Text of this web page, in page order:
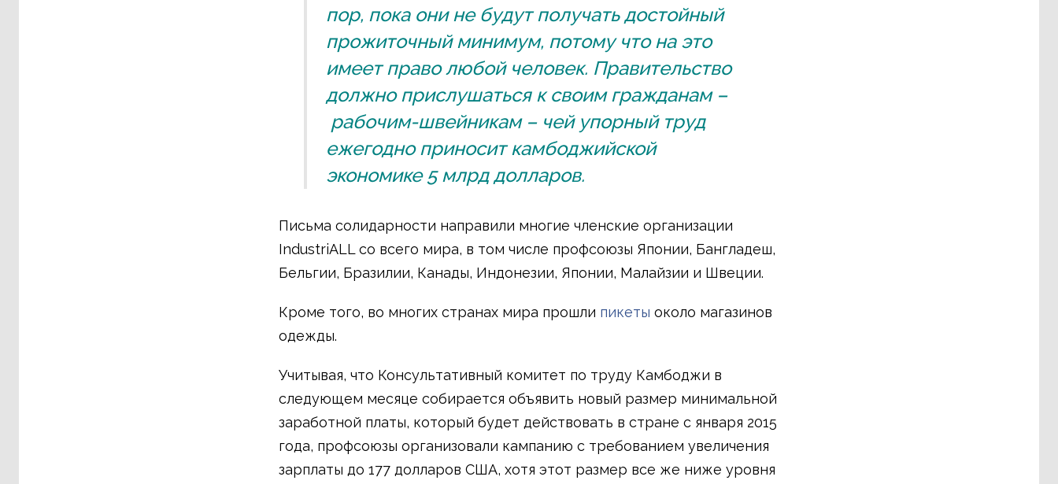
пор, пока они не будут получать достойный
прожиточный минимум, потому что на это
имеет право любой человек. Правительство
должно прислушаться к своим гражданам –
рабочим-швейникам – чей упорный труд
ежегодно приносит камбоджийской
экономике 5 млрд долларов.
Письма солидарности направили многие членские организации
IndustriALL со всего мира, в том числе профсоюзы Японии, Бангладеш,
Бельгии, Бразилии, Канады, Индонезии, Японии, Малайзии и Швеции.
Кроме того, во многих странах мира прошли пикеты около магазинов
одежды.
Учитывая, что Консультативный комитет по труду Камбоджи в
следующем месяце собирается объявить новый размер минимальной
заработной платы, который будет действовать в стране с января 2015
года, профсоюзы организовали кампанию с требованием увеличения
зарплаты до 177 долларов США, хотя этот размер все же ниже уровня